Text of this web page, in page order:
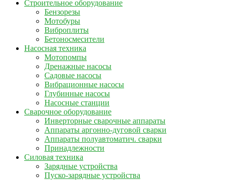
Строительное оборудование
Бензорезы
Мотобуры
Виброплиты
Бетоносмесители
Насосная техника
Мотопомпы
Дренажные насосы
Садовые насосы
Вибрационные насосы
Глубинные насосы
Насосные станции
Сварочное оборудование
Инверторные сварочные аппараты
Аппараты аргонно-дуговой сварки
Аппараты полуавтоматич. сварки
Принадлежности
Силовая техника
Зарядные устройства
Пуско-зарядные устройства